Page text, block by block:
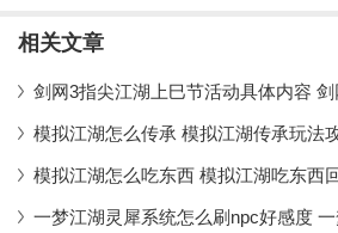
相关文章
剑网3指尖江湖上巳节活动具体内容
模拟江湖怎么传承 模拟江湖传承玩法
模拟江湖怎么吃东西 模拟江湖吃东西
一梦江湖灵犀系统怎么刷npc好感度